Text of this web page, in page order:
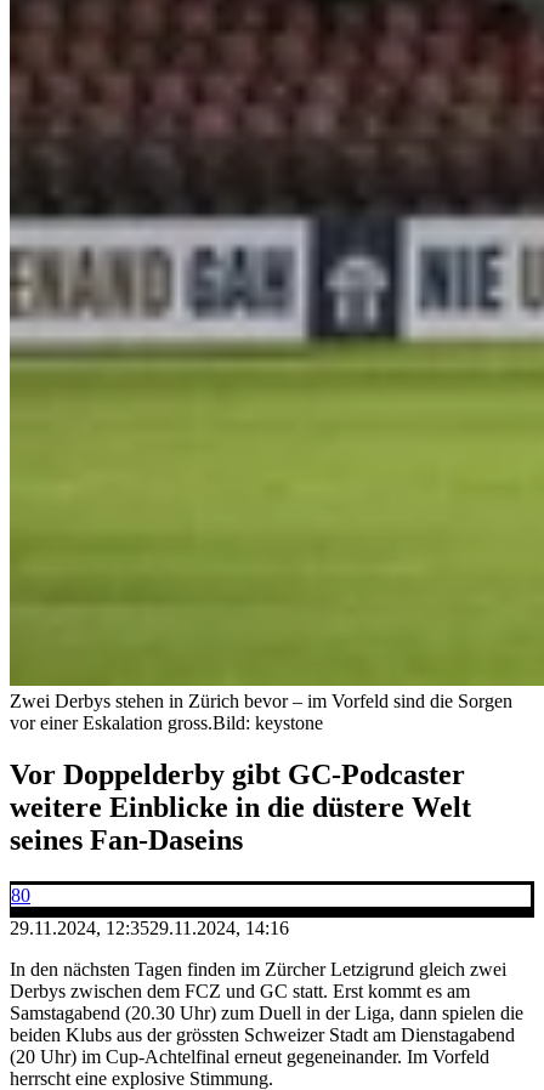
Zwei Derbys stehen in Zürich bevor – im Vorfeld sind die Sorgen
vor einer Eskalation gross.Bild: keystone
Vor Doppelderby gibt GC-Podcaster
weitere Einblicke in die düstere Welt
seines Fan-Daseins
80
29.11.2024, 12:3529.11.2024, 14:16
In den nächsten Tagen finden im Zürcher Letzigrund gleich zwei
Derbys zwischen dem FCZ und GC statt. Erst kommt es am
Samstagabend (20.30 Uhr) zum Duell in der Liga, dann spielen die
beiden Klubs aus der grössten Schweizer Stadt am Dienstagabend
(20 Uhr) im Cup-Achtelfinal erneut gegeneinander. Im Vorfeld
herrscht eine explosive Stimmung.